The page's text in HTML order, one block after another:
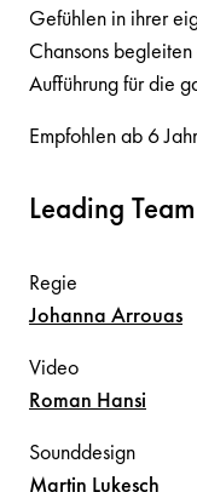
Gefühlen in ihrer
Chansons
Aufführung für die
Empfohlen ab 6
Leading Team
Regie
Johanna Arrouas
Video
Roman Hansi
Sounddesign
Martin Lukesch